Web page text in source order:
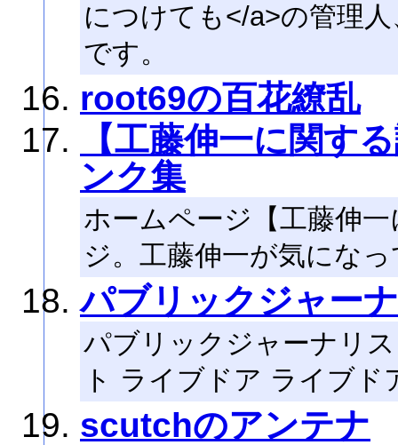
につけても</a>の管理
です。
root69の百花繚乱
【工藤伸一に関す
ンク集
ホームページ【工藤伸
ジ。工藤伸一が気にな
パブリックジャー
パブリックジャーナリ
ト ライブドア ライブド
scutchのアンテナ